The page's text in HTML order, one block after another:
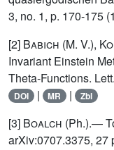
3, no. 1, p. 170-175
[2] Babich (M. V.),
Invariant Einstein
Theta-Functions.
DOI | MR | Zbl
[3] Boalch (Ph.).—
arXiv:0707.3375, 27